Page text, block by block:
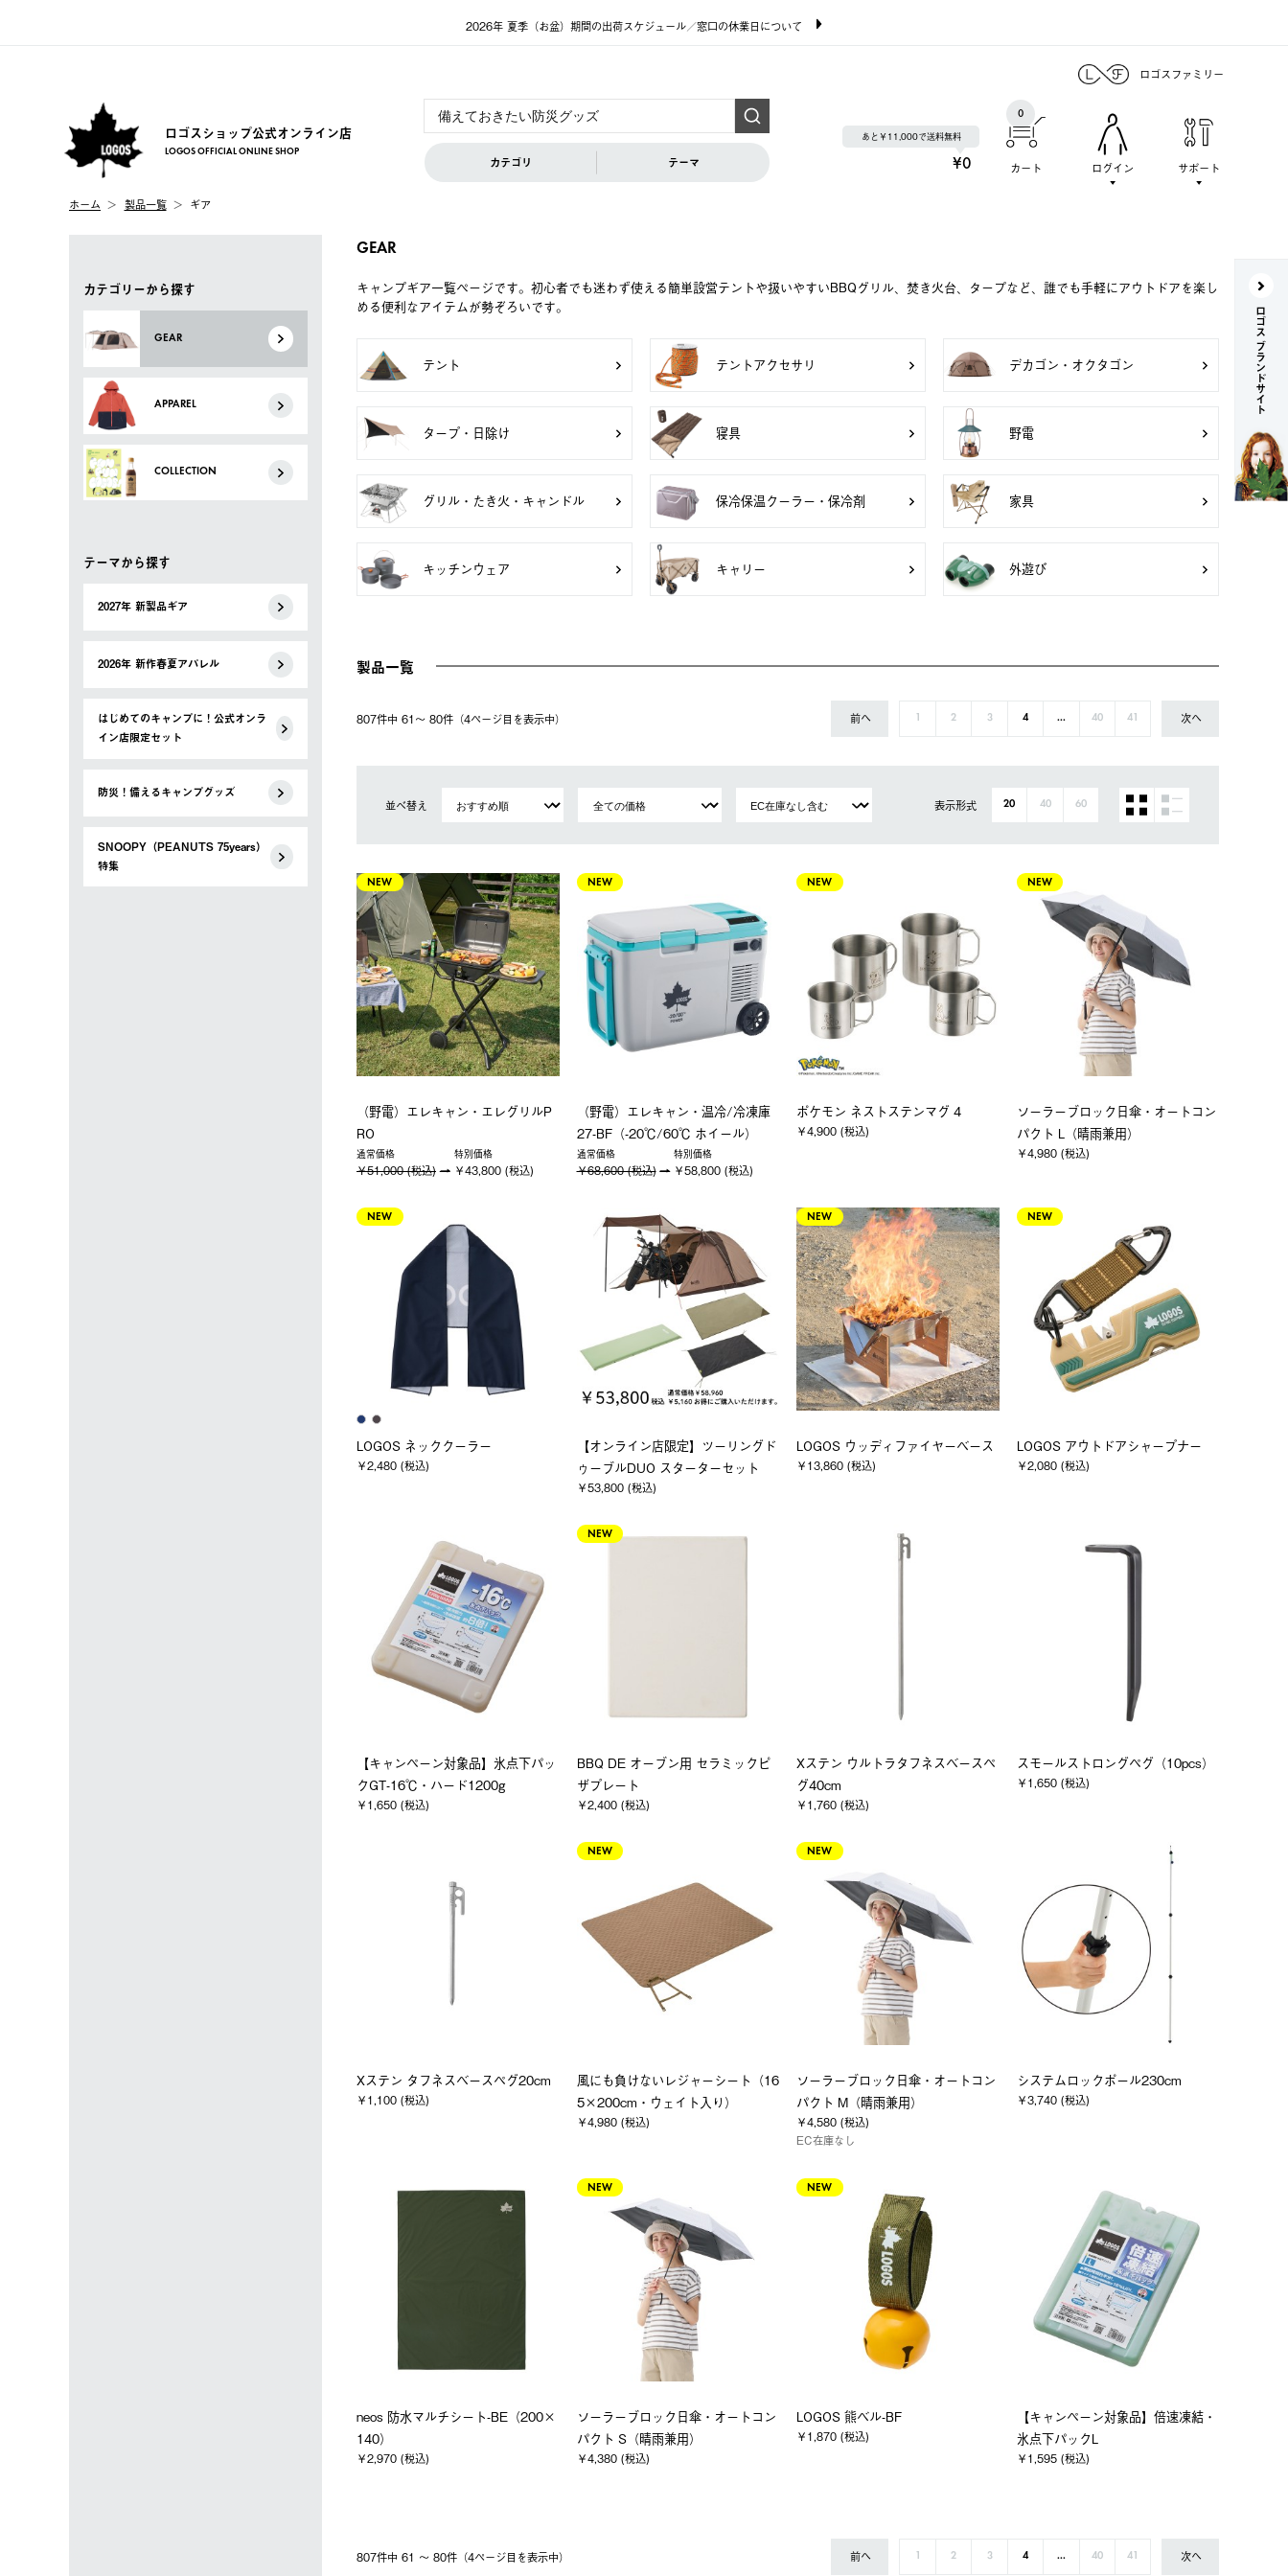
2026年 夏季（お盆）期間の出荷スケジュール／窓口の休業日について
ロゴスファミリー
ロゴスショップ公式オンライン店
LOGOS OFFICIAL ONLINE SHOP
カテゴリ テーマ
あと￥11,000で送料無料
¥0 カート
0
ログイン サポート
ホーム 製品一覧 ギア
カテゴリーから探す
GEAR
APPAREL
COLLECTION
テーマから探す
2027年 新製品ギア
2026年 新作春夏アパレル
はじめてのキャンプに！公式オンラ
イン店限定セット
防災！備えるキャンプグッズ
SNOOPY（PEANUTS 75years）
特集
GEAR
キャンプギア一覧ページです。初心者でも迷わず使える簡単設営テントや扱いやすいBBQグリル、焚き火台、タープなど、誰でも手軽にアウトドアを楽し
める便利なアイテムが勢ぞろいです。
テント テントアクセサリ デカゴン・オクタゴン
タープ・日除け 寝具 野電
グリル・たき火・キャンドル 保冷保温クーラー・保冷剤 家具
キッチンウェア キャリー 外遊び
製品一覧
807件中 61〜 80件（4ページ⽬を表⽰中） 前へ 1 2 3 4 ... 40 41 次へ
並べ替え 表示形式 20 40 60
NEW
（野電）エレキャン・エレグリルP
RO
通常価格
￥51,000 (税込)
特別価格
￥43,800 (税込)
NEW
（野電）エレキャン・温冷/冷凍庫
27-BF（-20℃/60℃ ホイール）
通常価格
￥68,600 (税込)
特別価格
￥58,800 (税込)
NEW
ポケモン ネストステンマグ 4
￥4,900 (税込)
NEW
ソーラーブロック日傘・オートコン
パクト L（晴雨兼用）
￥4,980 (税込)
NEW
LOGOS ネッククーラー
￥2,480 (税込)
【オンライン店限定】ツーリングド
ゥーブルDUO スターターセット
￥53,800 (税込)
NEW
LOGOS ウッディファイヤーベース
￥13,860 (税込)
NEW
LOGOS アウトドアシャープナー
￥2,080 (税込)
【キャンペーン対象品】氷点下パッ
クGT-16℃・ハード1200g
￥1,650 (税込)
NEW
BBQ DE オーブン用 セラミックピ
ザプレート
￥2,400 (税込)
Xステン ウルトラタフネスベースペ
グ40cm
￥1,760 (税込)
スモールストロングペグ（10pcs）
￥1,650 (税込)
Xステン タフネスベースペグ20cm
￥1,100 (税込)
NEW
風にも負けないレジャーシート（16
5×200cm・ウェイト入り）
￥4,980 (税込)
NEW
ソーラーブロック日傘・オートコン
パクト M（晴雨兼用）
￥4,580 (税込)
EC在庫なし
システムロックポール230cm
￥3,740 (税込)
neos 防水マルチシート-BE（200×
140）
￥2,970 (税込)
NEW
ソーラーブロック日傘・オートコン
パクト S（晴雨兼用）
￥4,380 (税込)
NEW
LOGOS 熊ベル-BF
￥1,870 (税込)
【キャンペーン対象品】倍速凍結・
氷点下パックL
￥1,595 (税込)
807件中 61 〜 80件（4ページ⽬を表⽰中） 前へ 1 2 3 4 ... 40 41 次へ
ロゴス ブランドサイト